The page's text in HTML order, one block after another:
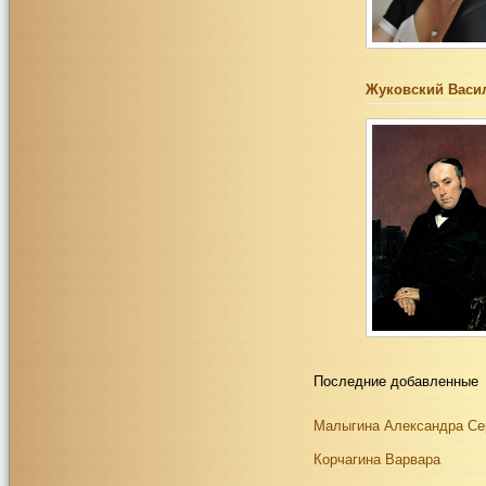
Жуковский
Последние добавленные
Малыгина Александра
Корчагина Варвара